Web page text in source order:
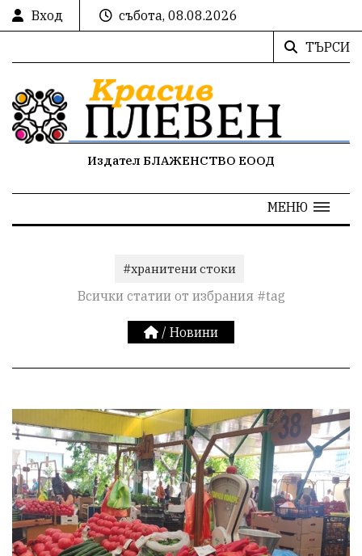
Вход
събота, 08.08.2026
ТЪРСИ
Издател БЛАЖЕНСТВО ЕООД
МЕНЮ
#хранитени стоки
Всички статии от избрания #tag
/ Новини